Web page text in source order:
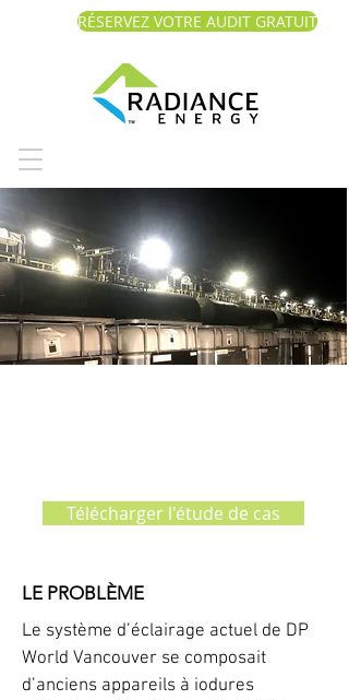
RÉSERVEZ VOTRE AUDIT GRATUIT
Télécharger l'étude de cas
LE PROBLÈME
Le système d’éclairage actuel de DP
World Vancouver se composait
d’anciens appareils à iodures